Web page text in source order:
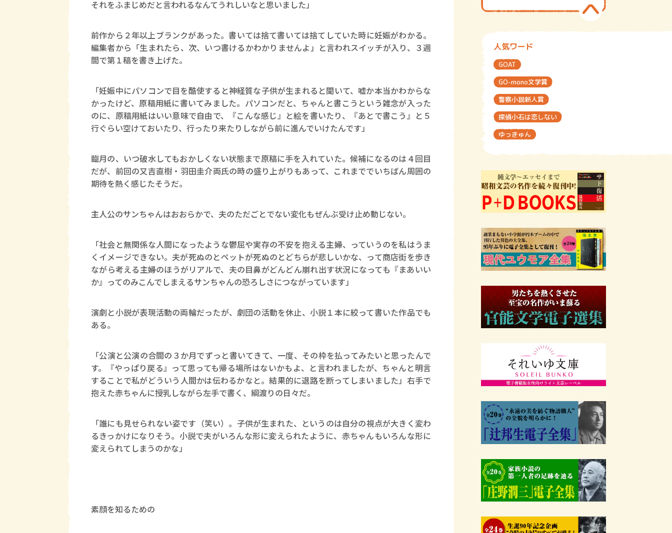
それをふまじめだと言われるなんてうれしいなと思いました」
前作から２年以上ブランクがあった。書いては捨て書いては捨てしていた時に妊娠がわかる。
編集者から「生まれたら、次、いつ書けるかわかりませんよ」と言われスイッチが入り、３週
間で第１稿を書き上げた。
「妊娠中にパソコンで目を酷使すると神経質な子供が生まれると聞いて、嘘か本当かわからな
かったけど、原稿用紙に書いてみました。パソコンだと、ちゃんと書こうという雑念が入った
のに、原稿用紙はいい意味で自由で、『こんな感じ』と絵を書いたり、『あとで書こう』と５
行ぐらい空けておいたり、行ったり来たりしながら前に進んでいけたんです」
臨月の、いつ破水してもおかしくない状態まで原稿に手を入れていた。候補になるのは４回目
だが、前回の又吉直樹・羽田圭介両氏の時の盛り上がりもあって、これまででいちばん周囲の
期待を熱く感じたそうだ。
主人公のサンちゃんはおおらかで、夫のただごとでない変化もぜんぶ受け止め動じない。
「社会と無関係な人間になったような鬱屈や実存の不安を抱える主婦、っていうのを私はうま
くイメージできない。夫が死ぬのとペットが死ぬのとどちらが悲しいかな、って商店街を歩き
ながら考える主婦のほうがリアルで、夫の目鼻がどんどん崩れ出す状況になっても『まあいい
か』ってのみこんでしまえるサンちゃんの恐ろしさにつながっています」
演劇と小説が表現活動の両輪だったが、劇団の活動を休止、小説１本に絞って書いた作品でも
ある。
「公演と公演の合間の３か月でずっと書いてきて、一度、その枠を払ってみたいと思ったんで
す。『やっぱり戻る』って思っても帰る場所はないかもよ、と言われましたが、ちゃんと明言
することで私がどういう人間かは伝わるかなと。結果的に退路を断ってしまいました」右手で
抱えた赤ちゃんに授乳しながら左手で書く、綱渡りの日々だ。
「誰にも見せられない姿です（笑い）。子供が生まれた、というのは自分の視点が大きく変わ
るきっかけになりそう。小説で夫がいろんな形に変えられたように、赤ちゃんもいろんな形に
変えられてしまうのかな」
素顔を知るための
人気ワード
GOAT
GO-mono文学賞
警察小説新人賞
探偵小石は恋しない
ゆっきゅん